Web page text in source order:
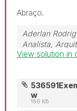
Abraço.
Aderlan
Analista,
 (41) 9 9917-
"Nada é tão
View solution in
w
186 KB